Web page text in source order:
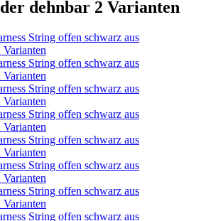
dehnbar 2 Varianten